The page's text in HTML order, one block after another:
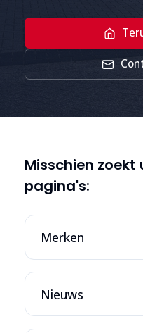
Misschien zoekt
pagina's:
Merken
Nieuws